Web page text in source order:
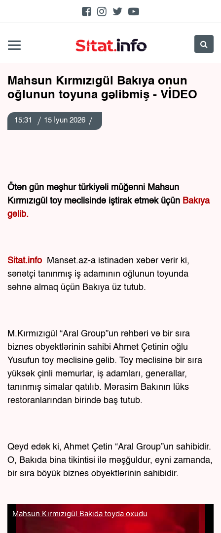
Mahsun Kırmızıgül Bakıya onun
oğlunun toyuna gəlibmiş - VİDEO
15:31 15 İyun 2026
Ötən gün məşhur türkiyəli müğənni Mahsun
Kırmızıgül toy məclisində iştirak etmək üçün Bakıya
gəlib.
Sitat.info
Manset.az-a istinadən xəbər verir ki,
sənətçi tanınmış iş adamının oğlunun toyunda
səhnə almaq üçün Bakıya üz tutub.
M.Kırmızıgül “Aral Group”un rəhbəri və bir sıra
biznes obyektlərinin sahibi Ahmet Çetinin oğlu
Yusufun toy məclisinə gəlib. Toy məclisinə bir sıra
yüksək çinli məmurlar, iş adamları, generallar,
tanınmış simalar qatılıb. Mərasim Bakının lüks
restoranlarından birində baş tutub.
Qeyd edək ki, Ahmet Çetin “Aral Group”un sahibidir.
O, Bakıda bina tikintisi ilə məşğuldur, eyni zamanda,
bir sıra böyük biznes obyektlərinin sahibidir.